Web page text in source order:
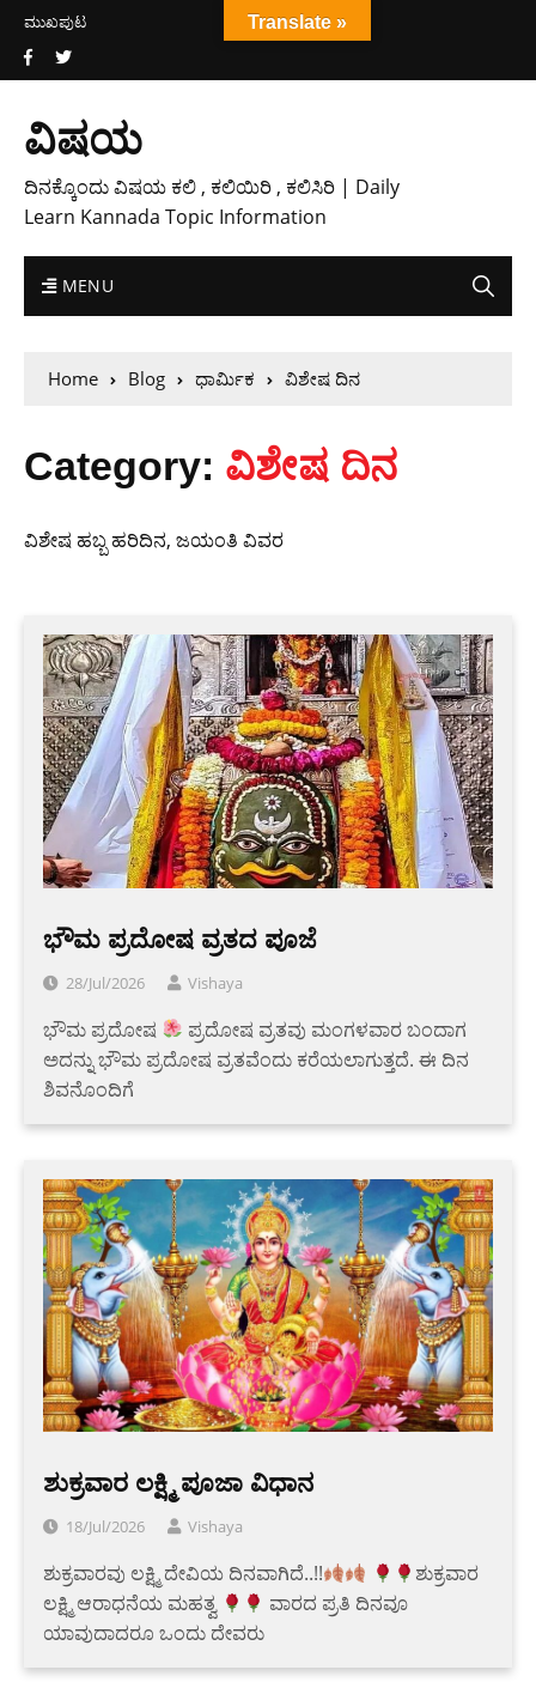
ಮುಖಪುಟ
ವಿಷಯ
ದಿನಕ್ಕೊಂದು ವಿಷಯ ಕಲಿ , ಕಲಿಯಿರಿ , ಕಲಿಸಿರಿ | Daily
Learn Kannada Topic Information
MENU
Home Blog ಧಾರ್ಮಿಕ ವಿಶೇಷ ದಿನ
Category: ವಿಶೇಷ ದಿನ
ವಿಶೇಷ ಹಬ್ಬ ಹರಿದಿನ, ಜಯಂತಿ ವಿವರ
ಭೌಮ ಪ್ರದೋಷ ವ್ರತದ ಪೂಜೆ
28/Jul/2026 Vishaya
ಭೌಮ ಪ್ರದೋಷ
ಪ್ರದೋಷ ವ್ರತವು ಮಂಗಳವಾರ ಬಂದಾಗ
ಅದನ್ನು ಭೌಮ ಪ್ರದೋಷ ವ್ರತವೆಂದು ಕರೆಯಲಾಗುತ್ತದೆ. ಈ ದಿನ
ಶಿವನೊಂದಿಗೆ
ಶುಕ್ರವಾರ ಲಕ್ಷ್ಮಿ ಪೂಜಾ ವಿಧಾನ
18/Jul/2026 Vishaya
ಶುಕ್ರವಾರವು ಲಕ್ಷ್ಮಿ ದೇವಿಯ ದಿನವಾಗಿದೆ..!!
​ಶುಕ್ರವಾರ
ಲಕ್ಷ್ಮಿ ಆರಾಧನೆಯ ಮಹತ್ವ
ವಾರದ ಪ್ರತಿ ದಿನವೂ
ಯಾವುದಾದರೂ ಒಂದು ದೇವರು
Translate »